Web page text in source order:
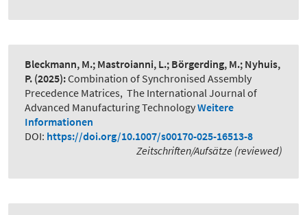
Bleckmann, M.; Mastroianni, L.; Börgerding, M.; Nyhuis,
P. (2025):Combination of Synchronised Assembly
Precedence Matrices, The International Journal of
Advanced Manufacturing TechnologyWeitere
Informationen
DOI: https://doi.org/10.1007/s00170-025-16513-8
Zeitschriften/Aufsätze (reviewed)